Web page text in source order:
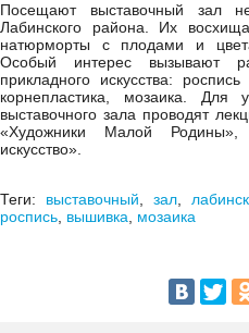
Посещают выставочный зал
Лабинского района. Их
натюрморты с плодами и
Особый интерес вызывают
прикладного искусства:
корнепластика, мозаика. Для
выставочного зала проводят
«Художники Малой Родины»,
искусство».
Теги: выставочный зал, лабинск
роспись вышивка мозаика